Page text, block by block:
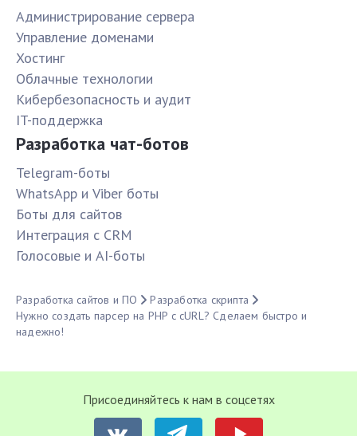
Администрирование сервера
Управление доменами
Хостинг
Облачные технологии
Кибербезопасность и аудит
IT-поддержка
Разработка чат-ботов
Telegram-боты
WhatsApp и Viber боты
Боты для сайтов
Интеграция с CRM
Голосовые и AI-боты
Разработка сайтов и ПО
Разработка скрипта
Нужно создать парсер на PHP с cURL? Сделаем быстро и
надежно!
Присоединяйтесь к нам в соцсетях